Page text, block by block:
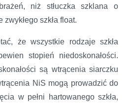
niż stłuczka szklana o
szkła float.
że wszystkie rodzaje szkła
stopień niedoskonałości.
są wtrącenia siarczku
NiS mogą prowadzić do
w pełni hartowanego szkła,